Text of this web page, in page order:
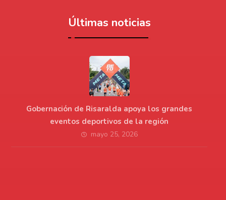
Últimas noticias
Gobernación de Risaralda apoya los grandes
eventos deportivos de la región
mayo 25, 2026